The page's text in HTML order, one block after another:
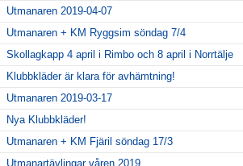
Utmanaren 2019-04-07
Utmanaren + KM Ryggsim söndag 7/4
Skollagkapp 4 april i Rimbo och 8 april i Norrtälje
Klubbkläder är klara för avhämtning!
Utmanaren 2019-03-17
Nya Klubbkläder!
Utmanaren + KM Fjäril söndag 17/3
Utmanartävlingar våren 2019